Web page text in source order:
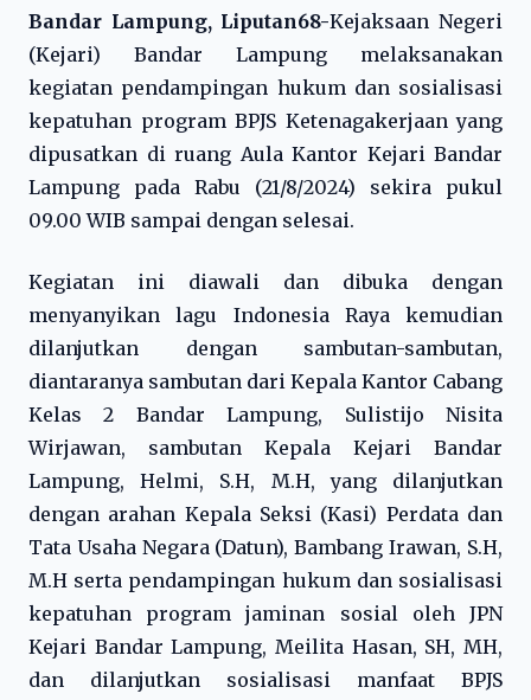
Bandar Lampung, Liputan68-Kejaksaan Negeri
(Kejari) Bandar Lampung melaksanakan
kegiatan pendampingan hukum dan sosialisasi
kepatuhan program BPJS Ketenagakerjaan yang
dipusatkan di ruang Aula Kantor Kejari Bandar
Lampung pada Rabu (21/8/2024) sekira pukul
09.00 WIB sampai dengan selesai.
Kegiatan ini diawali dan dibuka dengan
menyanyikan lagu Indonesia Raya kemudian
dilanjutkan dengan sambutan-sambutan,
diantaranya sambutan dari Kepala Kantor Cabang
Kelas 2 Bandar Lampung, Sulistijo Nisita
Wirjawan, sambutan Kepala Kejari Bandar
Lampung, Helmi, S.H, M.H, yang dilanjutkan
dengan arahan Kepala Seksi (Kasi) Perdata dan
Tata Usaha Negara (Datun), Bambang Irawan, S.H,
M.H serta pendampingan hukum dan sosialisasi
kepatuhan program jaminan sosial oleh JPN
Kejari Bandar Lampung, Meilita Hasan, SH, MH,
dan dilanjutkan sosialisasi manfaat BPJS